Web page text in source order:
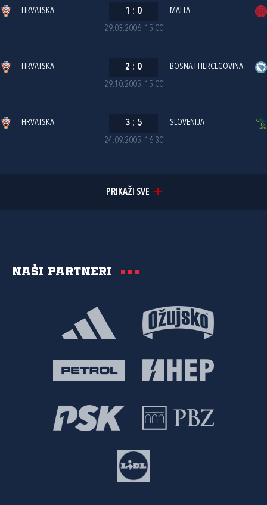
29.03.2006. 15:00
HRVATSKA 1 : 0 MALTA
29.10.2005. 15:00
HRVATSKA 2 : 0 BOSNA I HERCEGOVINA
24.09.2005. 16:30
HRVATSKA 3 : 5 SLOVENIJA
PRIKAŽI SVE
Naši partneri